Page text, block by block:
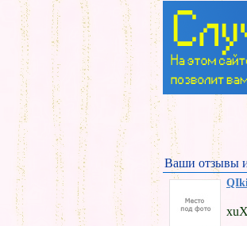
Ваши отзывы